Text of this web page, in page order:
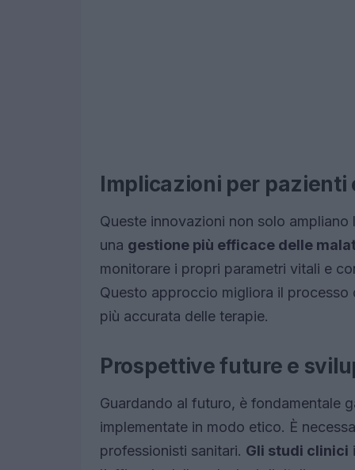
Implicazioni per
Queste innovazioni non solo
una gestione più efficace delle
monitorare i propri parametri vitali e
Questo approccio migliora il
più accurata delle terapie.
Prospettive future e
Guardando al futuro, è fondamentale
implementate in modo etico. È
professionisti sanitari. Gli studi clinici